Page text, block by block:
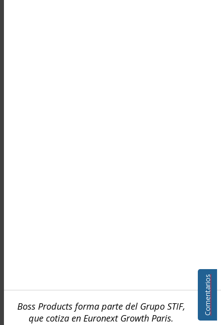
Boss Products forma parte del Grupo STIF,
que cotiza en Euronext Growth Paris.
Comentarios